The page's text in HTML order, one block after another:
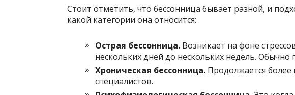
Стоит отметить, что бессонница бывает разной, и
какой категории она относится:
Острая бессонница. Возникает на фоне
нескольких дней до нескольких недель. Обычно
Хроническая бессонница. Продолжается более
специалистов.